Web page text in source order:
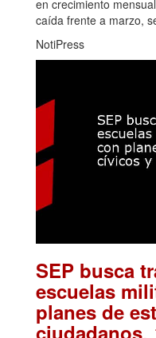
en crecimiento
caída frente a marzo,
NotiPress
SEP busca
escuelas
planes de
ciudadanos.